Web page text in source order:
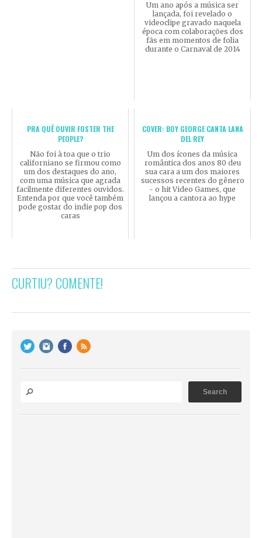
Um ano após a música ser
lançada, foi revelado o
videoclipe gravado naquela
época com colaborações dos
fãs em momentos de folia
durante o Carnaval de 2014
PRA QUÊ OUVIR FOSTER THE
PEOPLE?
Não foi à toa que o trio
californiano se firmou como
um dos destaques do ano,
com uma música que agrada
facilmente diferentes ouvidos.
Entenda por que você também
pode gostar do indie pop dos
caras
COVER: BOY GEORGE CANTA LANA
DEL REY
Um dos ícones da música
romântica dos anos 80 deu
sua cara a um dos maiores
sucessos recentes do gênero
- o hit Video Games, que
lançou a cantora ao hype
CURTIU? COMENTE!